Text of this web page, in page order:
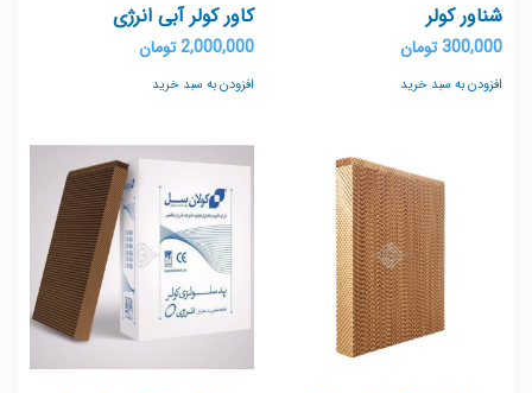
شناور کولر
300,000 تومان
افزودن به سبد خرید
کاور کولر آبی انرژی
2,000,000تومان
افزودن به سبد خرید